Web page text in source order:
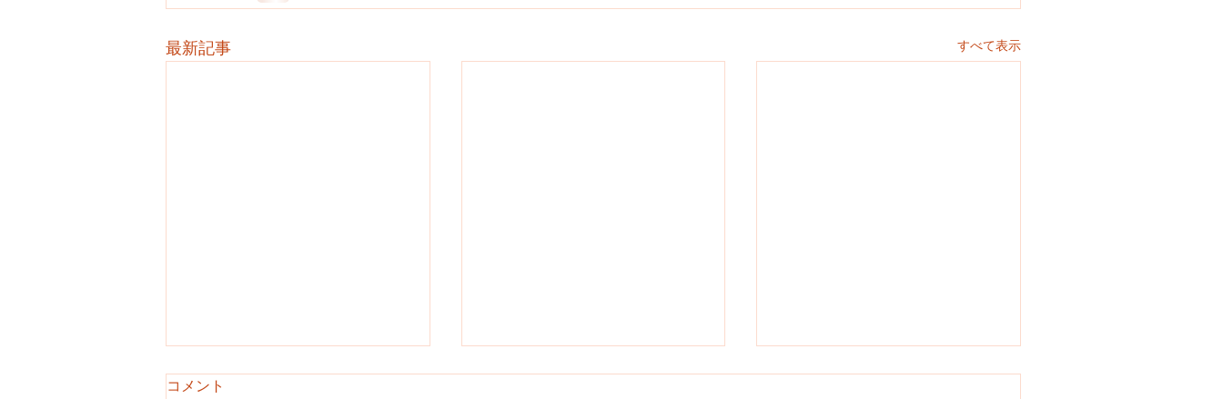
最新記事 すべて表示
コメント